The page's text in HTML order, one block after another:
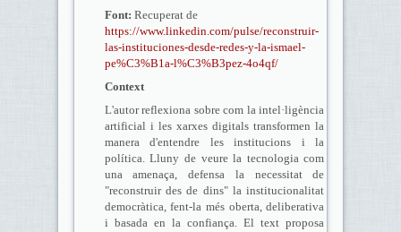
Font: Recuperat de
https://www.linkedin.com/pulse/reconstruir-
las-instituciones-desde-redes-y-la-ismael-
pe%C3%B1a-l%C3%B3pez-4o4qf/
Context
L'autor reflexiona sobre com la intel·ligència
artificial i les xarxes digitals transformen la
manera d'entendre les institucions i la
política. Lluny de veure la tecnologia com
una amenaça, defensa la necessitat de
"reconstruir des de dins" la institucionalitat
democràtica, fent-la més oberta, deliberativa
i basada en la confiança. El text proposa